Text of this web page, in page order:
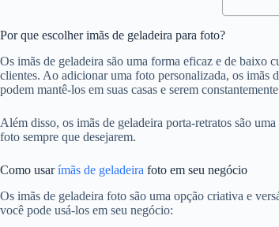
Por que escolher imãs de geladeira para foto?
Os imãs de geladeira são uma forma eficaz e de baixo
clientes. Ao adicionar uma foto personalizada, os imãs
podem mantê-los em suas casas e serem
Além disso, os imãs de geladeira porta-retratos são
foto sempre que desejarem.
Como usarímãs de geladeira foto em seu negócio
Os imãs de geladeira foto são uma opção criativa e
você pode usá-los em seu negócio: